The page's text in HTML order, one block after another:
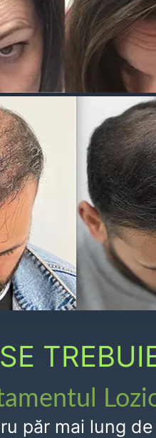
păr mai lung